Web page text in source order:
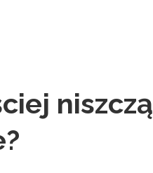
niszczą